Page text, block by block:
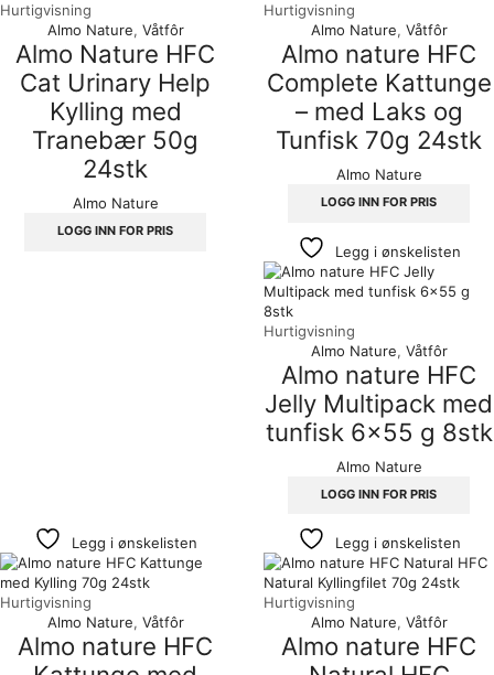
Hurtigvisning
Almo Nature, Våtfôr
Almo Nature HFC
Cat Urinary Help
Kylling med
Tranebær 50g
24stk
Almo Nature
LOGG INN FOR PRIS
Hurtigvisning
Almo Nature, Våtfôr
Almo nature HFC
Complete Kattunge
– med Laks og
Tunfisk 70g 24stk
Almo Nature
LOGG INN FOR PRIS
Legg i ønskelisten
Hurtigvisning
Almo Nature, Våtfôr
Almo nature HFC
Jelly Multipack med
tunfisk 6×55 g 8stk
Almo Nature
LOGG INN FOR PRIS
Legg i ønskelisten
Hurtigvisning
Almo Nature, Våtfôr
Almo nature HFC
Legg i ønskelisten
Hurtigvisning
Almo Nature, Våtfôr
Almo nature HFC